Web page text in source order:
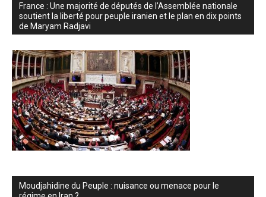
France : Une majorité de députés de l’Assemblée nationale
soutient la liberté pour peuple iranien et le plan en dix points
de Maryam Radjavi
Moudjahidine du Peuple : nuisance ou menace pour le